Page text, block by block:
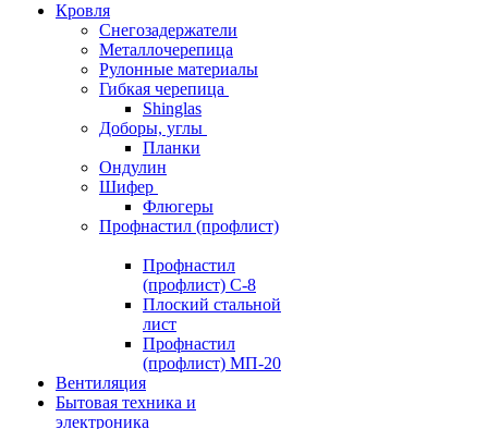
Кровля
Снегозадержатели
Металлочерепица
Рулонные материалы
Гибкая черепица
Shinglas
Доборы, углы
Планки
Ондулин
Шифер
Флюгеры
Профнастил (профлист)
Профнастил
(профлист) С-8
Плоский стальной
лист
Профнастил
(профлист) МП-20
Вентиляция
Бытовая техника и
электроника